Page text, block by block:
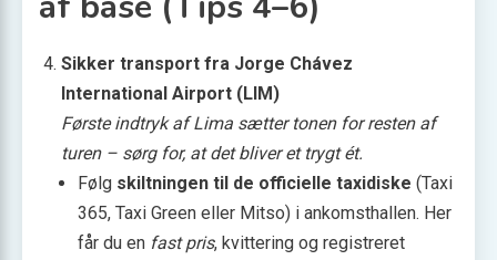
Sikker transport fra Jorge Chávez
International Airport (LIM)
Første indtryk af Lima sætter tonen for resten af
turen – sørg for, at det bliver et trygt ét.
Følg skiltningen til de officielle taxidiske (Taxi
365, Taxi Green eller Mitso) i ankomsthallen. Her
får du en fast pris, kvittering og registreret